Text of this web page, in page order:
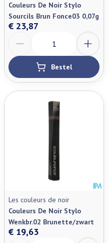
Couleurs De Noir Stylo
Sourcils Brun Fonce03 0,07g
€ 23,87
Bestel
Les couleurs de noir
Couleurs De Noir Stylo
Wenkbr.02 Brunette/zwart
€ 19,63